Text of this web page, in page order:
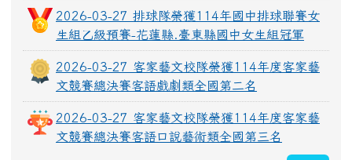
2026-03-27 排球隊榮獲114年國中排球聯賽女
生組乙級預賽-花蓮縣.臺東縣國中女生組冠軍
2026-03-27 客家藝文校隊榮獲114年度客家藝
文競賽總決賽客語戲劇類全國第二名
2026-03-27 客家藝文校隊榮獲114年度客家藝
文競賽總決賽客語口說藝術類全國第三名